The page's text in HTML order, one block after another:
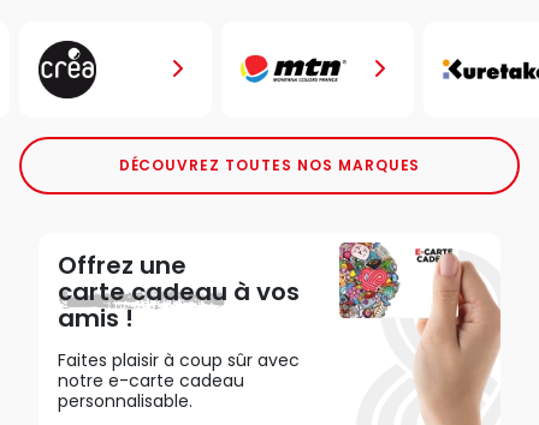
DÉCOUVREZ TOUTES NOS MARQUES
Offrez une
carte cadeau à vos
amis !
Faites plaisir à coup sûr avec
notre e-carte cadeau
personnalisable.